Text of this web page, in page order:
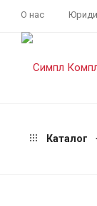
О нас
Каталог